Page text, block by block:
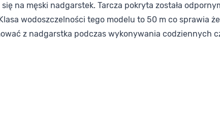
na męski nadgarstek. Tarcza pokryta została
wodoszczelności tego modelu to 50 m co sprawia
z nadgarstka podczas wykonywania codziennych